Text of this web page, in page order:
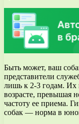
Быть может, ваш
представители
лишь к 2-3 годам. Их
возрасте, превышая
частоту ее приема.
собак — норма в